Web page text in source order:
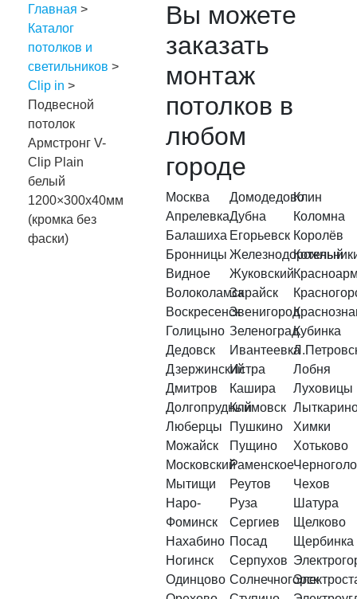
Главная >
Каталог
потолков и
светильников >
Clip in >
Подвесной
потолок
Армстронг V-
Clip Plain
белый
1200×300х40мм
(кромка без
фаски)
Вы можете
заказать
монтаж
потолков в
любом
городе
Москва
Апрелевка
Балашиха
Бронницы
Видное
Волоколамск
Воскресенск
Голицыно
Дедовск
Дзержинский
Дмитров
Долгопрудный
Домодедово
Дубна
Егорьевск
Железнодорожный
Жуковский
Зарайск
Звенигород
Зеленоград
Ивантеевка
Истра
Кашира
Климовск
Клин
Коломна
Королёв
Кубинка
Лобня
Луховицы
Люберцы
Можайск
Московский
Мытищи
Наро-
Фоминск
Нахабино
Ногинск
Одинцово
Пушкино
Пущино
Раменское
Реутов
Руза
Сергиев
Посад
Серпухов
Солнечногорск
Химки
Хотьково
Чехов
Шатура
Щелково
Щербинка